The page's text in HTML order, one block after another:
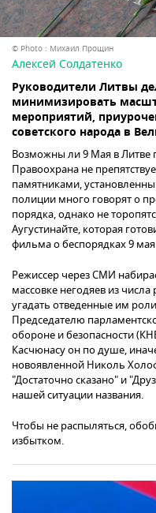
© Photo : Михаил Прощин
Алексей Солдатенко
Руководители Литвы
минимизировать
мероприятий,
советского народа в
Возможны ли 9 Мая в Литве
Правоохрана не
памятниками,
полиции много говорят о
порядка, однако не
Аугустинайте, которая
фильма о беспорядках 9
Режиссер через СМИ
массовке негодяев из
угадать отведенные им
Председателю
обороне и безопасности
Касчюнасу он по душе,
новоявленной Николь
"Достаточно сказано" и
нашей ситуации названия.
Чтобы не распыляться,
избытком.